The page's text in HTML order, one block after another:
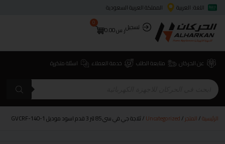
اللغة: العربية
المملكة العربية السعودية
تسجيلر.س0.00
0
عن الحركان متابعة الطلب خدمة العملاء اسئلة متكررة
الرئيسية/المتجر/
Uncategorized/ ثلاجة جي في سي 85 لتر 3 قدم اسود موديل GVCRF-140-1